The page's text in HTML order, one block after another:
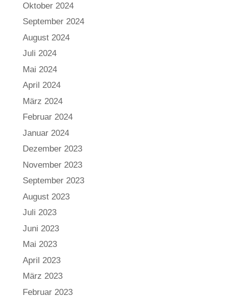
Oktober 2024
September 2024
August 2024
Juli 2024
Mai 2024
April 2024
März 2024
Februar 2024
Januar 2024
Dezember 2023
November 2023
September 2023
August 2023
Juli 2023
Juni 2023
Mai 2023
April 2023
März 2023
Februar 2023